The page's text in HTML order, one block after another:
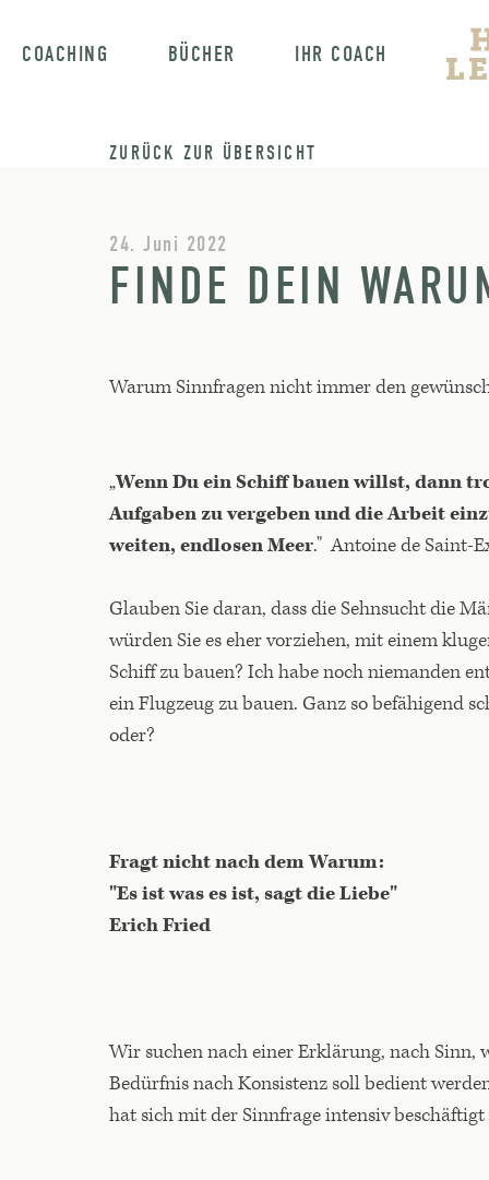
COACHING BÜCHER IHR COACH
ZURÜCK ZUR ÜBERSICHT
24. Juni 2022
FINDE DEIN
Warum Sinnfragen nicht immer den
„Wenn Du ein Schiff bauen willst, dann
Aufgaben zu vergeben und die Arbeit
weiten, endlosen Meer." Antoine de Saint-
Glauben Sie daran, dass die Sehnsucht die
würden Sie es eher vorziehen, mit einem
Schiff zu bauen? Ich habe noch niemanden
ein Flugzeug zu bauen. Ganz so befähigend
oder?
Fragt nicht nach dem Warum:
"Es ist was es ist, sagt die Liebe"
Erich Fried
Wir suchen nach einer Erklärung, nach
Bedürfnis nach Konsistenz soll bedient
hat sich mit der Sinnfrage intensiv